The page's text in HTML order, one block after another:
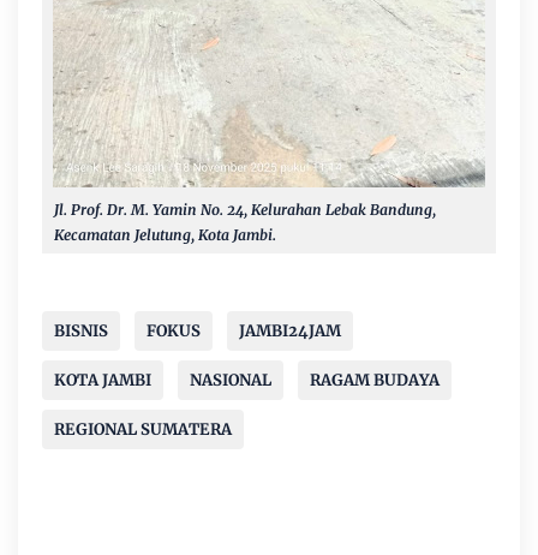
Jl. Prof. Dr. M. Yamin No. 24, Kelurahan Lebak Bandung,
Kecamatan Jelutung, Kota Jambi.
BISNIS FOKUS JAMBI24JAM
KOTA JAMBI NASIONAL RAGAM BUDAYA
REGIONAL SUMATERA